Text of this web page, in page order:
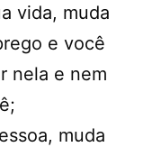
vida, muda
e você
nela e nem
muda